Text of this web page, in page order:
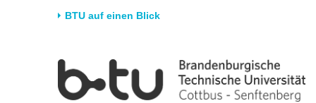
BTU auf einen Blick
Universität Forschung